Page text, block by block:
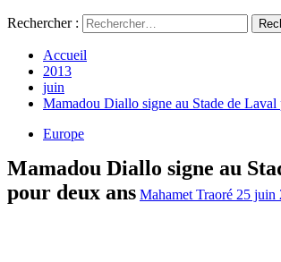
Rechercher :
Accueil
2013
juin
Mamadou Diallo signe au Stade de Laval
Europe
Mamadou Diallo signe au
pour deux ans Mahamet Traoré 25 juin